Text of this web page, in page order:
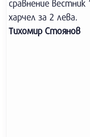
сравнение вестник
харчел за 2 лева.
Тихомир Стоянов